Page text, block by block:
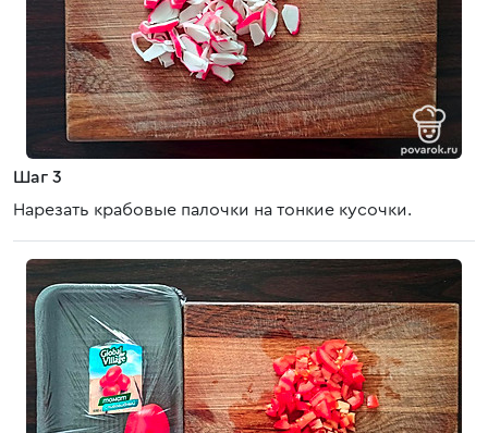
Шаг 3
Нарезать крабовые палочки на тонкие кусочки.